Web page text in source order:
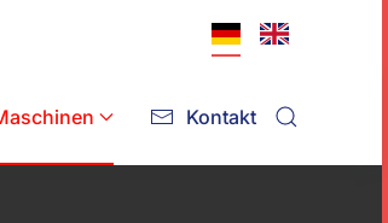
Kontakt